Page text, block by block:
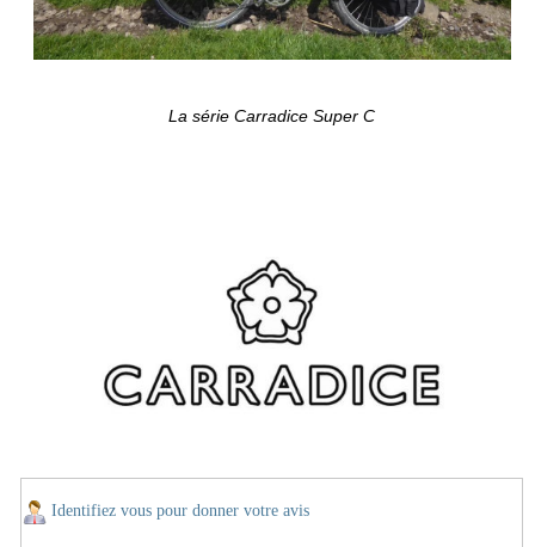
La série Carradice Super C
Identifiez vous pour donner votre avis